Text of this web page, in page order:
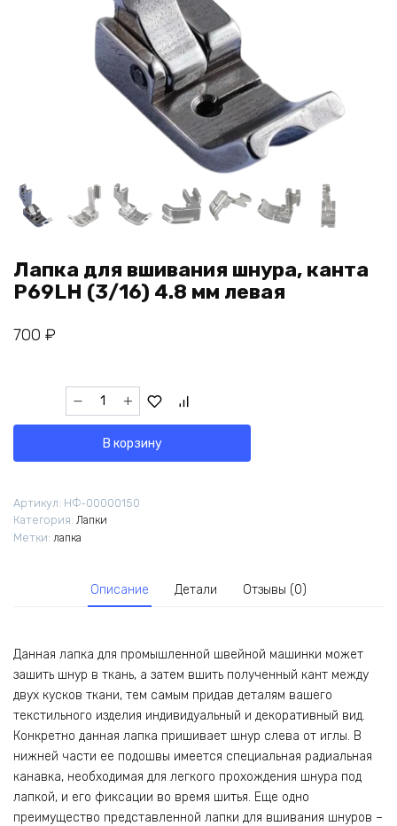
Лапка для вшивания шнура, канта
P69LH (3/16) 4.8 мм левая
700 ₽
Количество
товара
канта
P69LH
(3/16)
В корзину
Артикул: НФ-00000150
Категория: Лапки
Метки: лапка
Описание Детали Отзывы (0)
Данная лапка для промышленной швейной машинки может
зашить шнур в ткань, а затем вшить полученный кант между
двух кусков ткани, тем самым придав деталям вашего
текстильного изделия индивидуальный и декоративный вид.
Конкретно данная лапка пришивает шнур слева от иглы. В
нижней части ее подошвы имеется специальная радиальная
канавка, необходимая для легкого прохождения шнура под
лапкой, и его фиксации во время шитья. Еще одно
преимущество представленной лапки для вшивания шнуров –